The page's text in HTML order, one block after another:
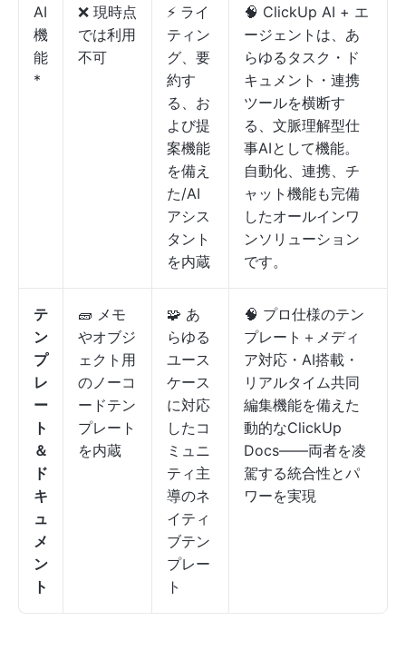
AI
機
能
*
❌ 現時点
では利用
不可
⚡ ライ
ティン
グ、要
約す
る、お
よび提
案機能
を備え
た/AI
アシス
タント
を内蔵
🧠 ClickUp AI + エ
ージェントは、あ
らゆるタスク・ド
キュメント・連携
ツールを横断す
る、文脈理解型仕
事AIとして機能。
自動化、連携、チ
ャット機能も完備
したオールインワ
ンソリューション
です。
テ
ン
プ
レ
ー
ト
＆
ド
キ
ュ
メ
ン
ト
🧱 メモ
やオブジ
ェクト用
のノーコ
ードテン
プレート
を内蔵
🧩 あ
らゆる
ユース
ケース
に対応
したコ
ミュニ
ティ主
導のネ
イティ
ブテン
プレー
ト
🧠 プロ仕様のテン
プレート＋メディ
ア対応・AI搭載・
リアルタイム共同
編集機能を備えた
動的なClickUp
Docs——両者を凌
駕する統合性とパ
ワーを実現